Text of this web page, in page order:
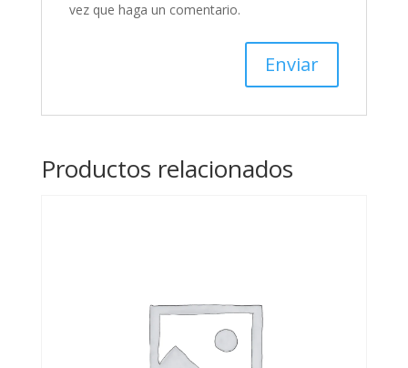
vez que haga un comentario.
Productos relacionados